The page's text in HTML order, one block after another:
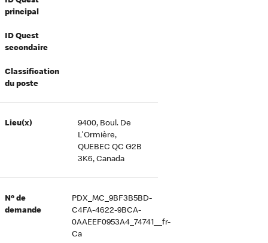
principal
ID Quest
secondaire
Classification
du poste
Lieu(x)
9400, Boul. De
L'Ormière,
QUEBEC QC G2B
3K6, Canada
Nº de
demande
PDX_MC_9BF3B5BD-
C4FA-4622-9BCA-
0AAEEF0953A4_74741__fr-
Ca